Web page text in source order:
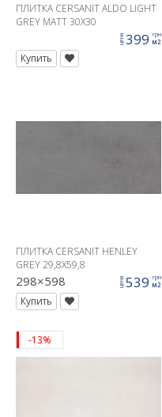
ПЛИТКА CERSANIT ALDO LIGHT
GREY MATT 30X30
цена 399 грн
м2
Купить
ПЛИТКА CERSANIT HENLEY
GREY 29,8X59,8
298×598 цена 539 грн
м2
Купить
-13%